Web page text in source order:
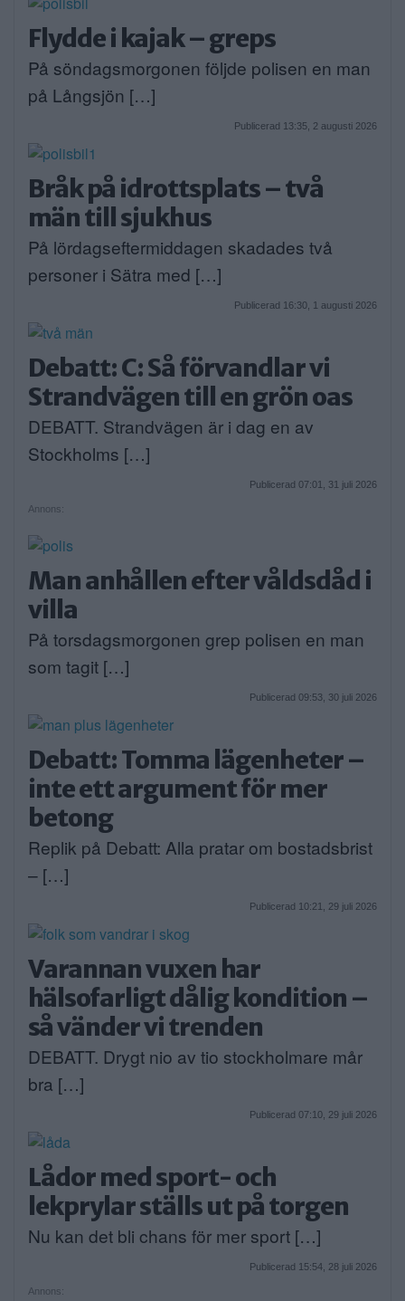
Flydde i kajak – greps
På söndagsmorgonen följde polisen en man
på Långsjön […]
Publicerad 13:35, 2 augusti 2026
Bråk på idrottsplats – två
män till sjukhus
På lördagseftermiddagen skadades två
personer i Sätra med […]
Publicerad 16:30, 1 augusti 2026
Debatt: C: Så förvandlar vi
Strandvägen till en grön oas
DEBATT. Strandvägen är i dag en av
Stockholms […]
Publicerad 07:01, 31 juli 2026
Annons:
Man anhållen efter våldsdåd i
villa
På torsdagsmorgonen grep polisen en man
som tagit […]
Publicerad 09:53, 30 juli 2026
Debatt: Tomma lägenheter –
inte ett argument för mer
betong
Replik på Debatt: Alla pratar om bostadsbrist
– […]
Publicerad 10:21, 29 juli 2026
Varannan vuxen har
hälsofarligt dålig kondition –
så vänder vi trenden
DEBATT. Drygt nio av tio stockholmare mår
bra […]
Publicerad 07:10, 29 juli 2026
Lådor med sport- och
lekprylar ställs ut på torgen
Nu kan det bli chans för mer sport […]
Publicerad 15:54, 28 juli 2026
Annons: